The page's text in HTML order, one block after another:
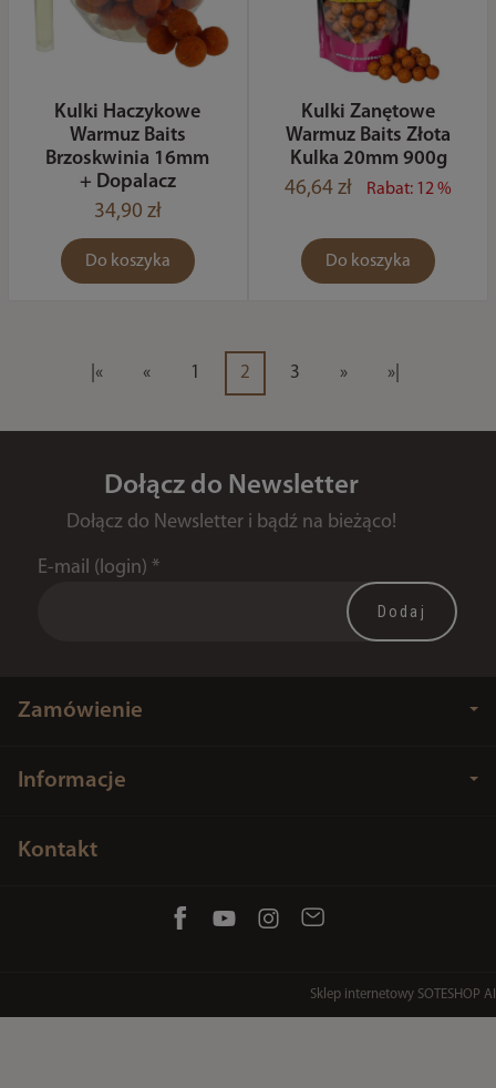
Kulki Haczykowe
Warmuz Baits
Brzoskwinia 16mm
+ Dopalacz
34,90 zł
Do koszyka
Kulki Zanętowe
Warmuz Baits Złota
Kulka 20mm 900g
46,64 zł
Rabat: 12 %
Do koszyka
|« « 1 2 3 » »|
Dołącz do Newsletter
Dołącz do Newsletter i bądź na bieżąco!
E-mail (login) *
Zamówienie
Informacje
Kontakt
Sklep internetowy SOTESHOP AI